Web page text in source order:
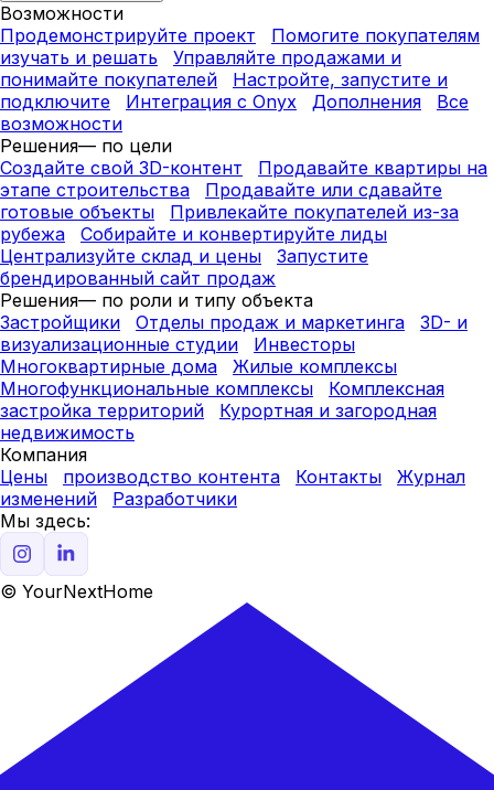
Возможности
Продемонстрируйте проект
Помогите покупателям
изучать и решать
Управляйте продажами и
понимайте покупателей
Настройте, запустите и
подключите
Интеграция с Onyx Дополнения
Все
возможности
Решения— по цели
Создайте свой 3D-контент
Продавайте квартиры на
этапе строительства
Продавайте или сдавайте
готовые объекты
Привлекайте покупателей из-за
рубежа
Собирайте и конвертируйте лиды
Централизуйте склад и цены
Запустите
брендированный сайт продаж
Решения— по роли и типу объекта
Застройщики
Отделы продаж и маркетинга
3D- и
визуализационные студии
Инвесторы
Многоквартирные дома
Жилые комплексы
Многофункциональные комплексы
Комплексная
застройка территорий
Курортная и загородная
недвижимость
Компания
Цены
производство контента Контакты
Журнал
изменений
Разработчики
Мы здесь:
© YourNextHome